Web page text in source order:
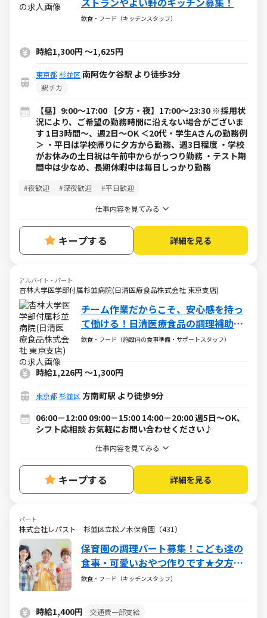
飲食・フード（キッチンスタッフ）
時給1,300円 ～1,625円
東京都 杉並区 南阿佐ケ谷駅 より徒歩3分
駅チカ
【昼】9:00～17:00 【夕方・夜】17:00～23:30 ※採用状
況により、ご希望の勤務時間に沿えない場合がございま
す 1日3時間～、週2日～OK ＜20代・学生Aさんの勤務例
＞ ・平日は学校帰りに夕方から勤務、週3日程度 ・学校
がお休みの土日祝は午前中からがっつり勤務 ・テスト期
間中は少なめ、長期休暇中は毎日しっかり勤務
#夜歓迎 #深夜歓迎 #平日歓迎
仕事内容を見てみる
キープする 詳細を見る
アルバイト・パート
杏林大学医学部付属杉並病院(日清医療食品株式会社 東京支店)
チーム作業だからこそ、安心感を持っ
て働ける！日清医療食品の調理補助
（障がい者採用）求人
飲食・フード（施設内の食事準備・サポートスタッフ）
時給1,226円 ～1,300円
東京都 杉並区 方南町駅 より徒歩9分
06:00－12:00 09:00－15:00 14:00－20:00 週5日～OK、
シフト応相談 お気軽にお問い合わせください♪
仕事内容を見てみる
キープする 詳細を見る
パート
株式会社レパスト 杉並区立松ノ木保育園（431）
保育園の調理パート募集！こども達の
食事・可愛いおやつ作りです★夕方か
らの短時間★ご家庭でのお料理の経験
飲食・フード（キッチンスタッフ）
時給1,400円 交通費一部支給